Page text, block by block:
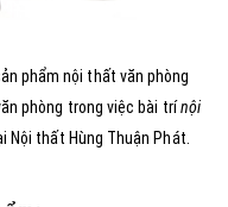
phẩm nội thất văn phòng
phòng trong việc bài trínội
Nội thất Hùng Thuận Phát.